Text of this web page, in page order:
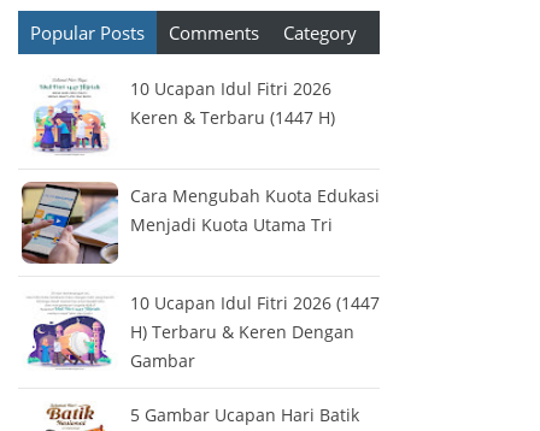
Popular Posts Comments Category
10 Ucapan Idul Fitri 2026
Keren & Terbaru (1447 H)
Cara Mengubah Kuota Edukasi
Menjadi Kuota Utama Tri
10 Ucapan Idul Fitri 2026 (1447
H) Terbaru & Keren Dengan
Gambar
5 Gambar Ucapan Hari Batik